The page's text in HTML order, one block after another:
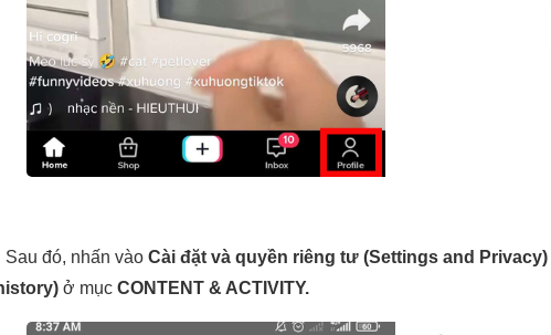
Sau đó, nhấn vào Cài đặt và quyền riêng tư (Settings and Privacy)
ở mục CONTENT & ACTIVITY.